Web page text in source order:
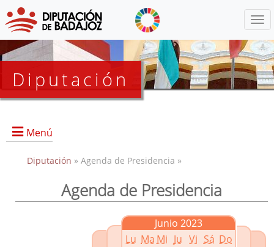
Diputación
Menú
Presidencia
Diputación » Agenda de Presidencia »
Agenda de Presidencia
Junio 2023
Lu Ma Mi Ju Vi Sá Do